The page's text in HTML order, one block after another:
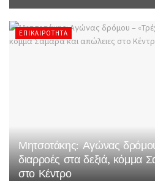
ΕΠΙΚΑΙΡΌΤΗΤΑ
Μητσοτάκης: Αγώνας
διαρροές στα δεξιά, κόμμα
στο Κέντρο